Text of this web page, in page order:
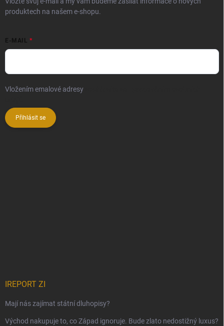
produktech na našem e-shopu.
E-MAIL
Vložením emalové adresy
Přihlásit se
IREPORT ZI
Mají nás zajímat státní dluhopisy?
Východ nakupuje to, co Západ ignoruje. Bude zlato nedostižný luxus?